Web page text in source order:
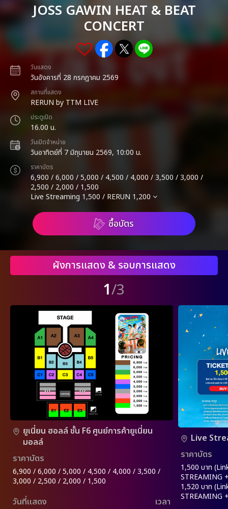
JOSS GAWIN HEAT & BEAT
CONCERT
วันแสดง
วันอังคารที่ 28 กรกฎาคม 2569
สถานที่แสดง
RERUN by TTM LIVE
ประตูเปิด
16.00 น.
วันเปิดจำหน่าย
วันอาทิตย์ที่ 7 มิถุนายน 2569, 10:00 น.
ราคาบัตร
6,900 / 6,000 / 5,000 / 4,500 / 4,000 / 3,500 / 3,000 /
2,500 / 2,000 / 1,500
Live Streaming 1,500 / RERUN 1,200
ซื้อบัตร
ผังการแสดง & รอบการแสดง
1/3
ยูเนี่ยน ฮอลล์ ชั้น F6 ศูนย์การค้ายูเนี่ยน
มอลล์
ราคาบัตร
6,900 / 6,000 / 5,000 / 4,500 / 4,000 / 3,500 /
3,000 / 2,500 / 2,000 / 1,500
วันที่แสดง เวลา
Live
ราคาบัตร
1,500 บาท
STREAMING
1,520 บาท
STREAMING